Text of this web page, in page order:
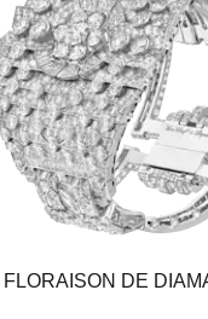
FLORAISON DE